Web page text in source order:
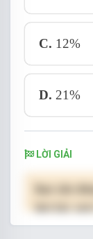
C. 12%
D. 21%
LỜI GIẢI
hạn.